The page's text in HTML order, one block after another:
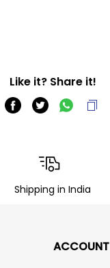
Like it? Share it!
Shipping in India
ACCOUNT